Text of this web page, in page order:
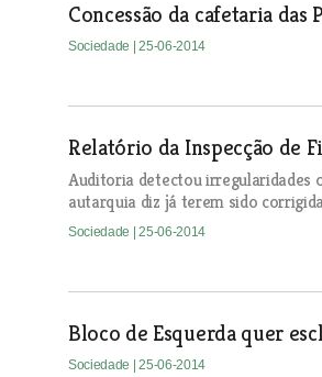
Concessão da cafetaria das
Sociedade | 25-06-2014
Relatório da Inspecção de
Auditoria detectou irregularidades
autarquia diz já terem sido
Sociedade | 25-06-2014
Bloco de Esquerda quer
Sociedade | 25-06-2014